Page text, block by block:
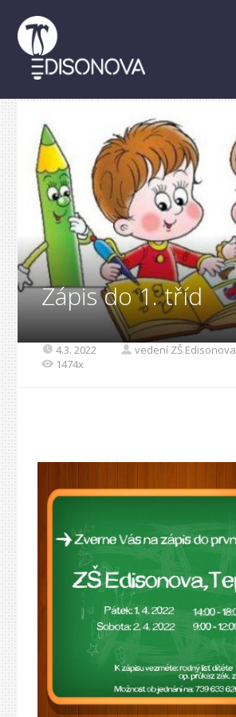
Zápis do 1. tříd
4.3. 2022
vedení ZŠ Edisonova
1474x